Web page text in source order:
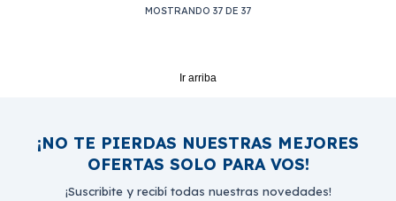
MOSTRANDO 37 DE 37
Ir arriba
¡NO TE PIERDAS NUESTRAS MEJORES
OFERTAS SOLO PARA VOS!
¡Suscribite y recibí todas nuestras novedades!